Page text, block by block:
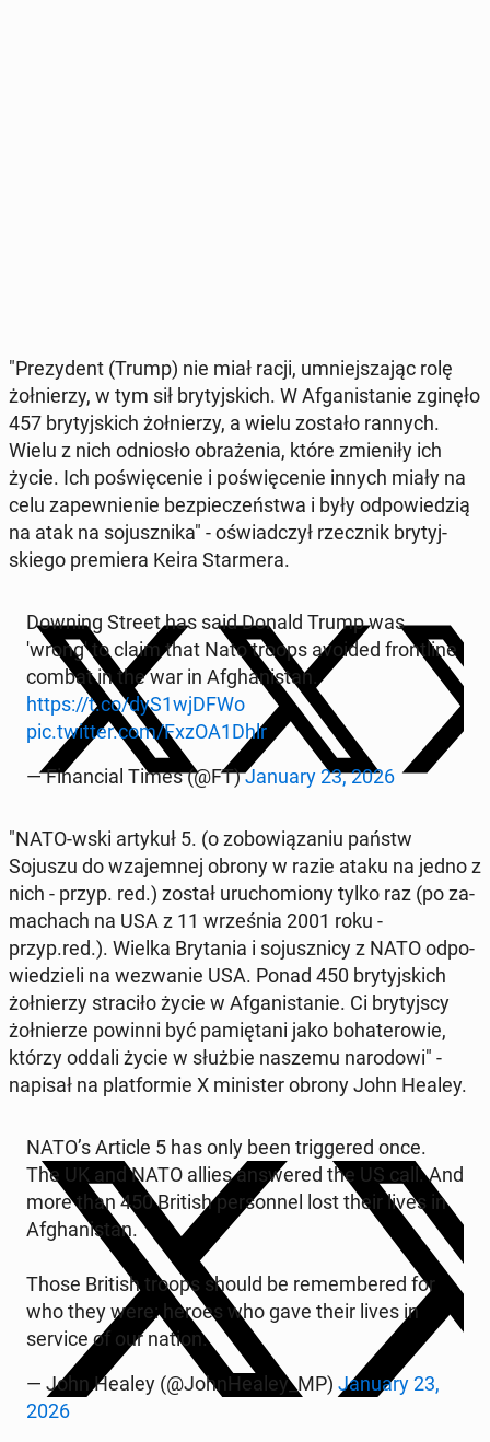
"Pre­zy­dent (Trump) nie miał racji, umniej­sza­jąc rolę
żoł­nie­rzy, w tym sił bry­tyj­skich. W Afga­ni­sta­nie zginęło
457 bry­tyj­skich żoł­nie­rzy, a wielu zostało rannych.
Wielu z nich od­nio­sło ob­ra­że­nia, które zmie­ni­ły ich
życie. Ich po­świę­ce­nie i po­świę­ce­nie innych miały na
celu za­pew­nie­nie bez­pie­czeń­stwa i były od­po­wie­dzią
na atak na so­jusz­ni­ka" - oświad­czył rzecz­nik bry­tyj­
skie­go pre­mie­ra Keira Star­me­ra.
Downing Street has said Donald Trump was
'wrong' to claim that Nato troops avoided fron­tli­ne
combat in the war in Afgha­ni­stan.
https://t.co/dyS1wjDFWo
pic.twitter.com/FxzOA1Dhlr
— Fi­nan­cial Times (@FT)January 23, 2026
"NATO-wski artykuł 5. (o zo­bo­wią­za­niu państw
Sojuszu do wza­jem­nej obrony w razie ataku na jedno z
nich - przyp. red.) został uru­cho­mio­ny tylko raz (po za­
ma­chach na USA z 11 wrze­śnia 2001 roku -
przyp.red.). Wielka Bry­ta­nia i so­jusz­ni­cy z NATO od­po­
wie­dzie­li na we­zwa­nie USA. Ponad 450 bry­tyj­skich
żoł­nie­rzy stra­ci­ło życie w Afga­ni­sta­nie. Ci bry­tyj­scy
żoł­nie­rze powinni być pa­mię­ta­ni jako bo­ha­te­ro­wie,
którzy oddali życie w służbie naszemu na­ro­do­wi" -
napisał na plat­for­mie X mi­ni­ster obrony John Healey.
NATO’s Article 5 has only been trig­ge­red once.
The UK and NATO allies an­swe­red the US call. And
more than 450 British per­son­nel lost their lives in
Afgha­ni­stan.
Those British troops should be re­mem­be­red for
who they were: heroes who gave their lives in
service of our nation.
— John Healey (@John­He­aley_MP) January 23,
2026